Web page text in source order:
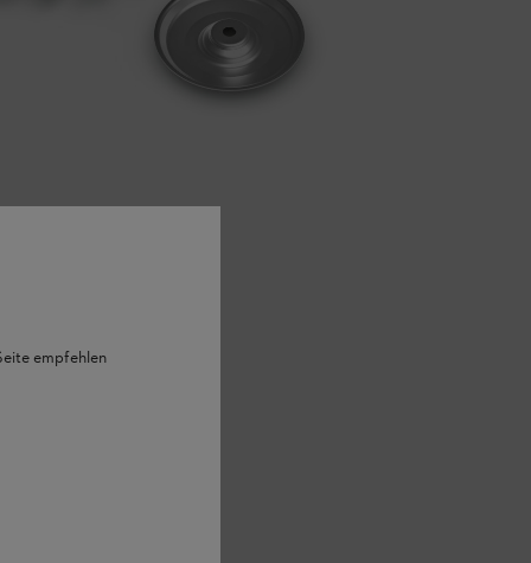
empfehlen